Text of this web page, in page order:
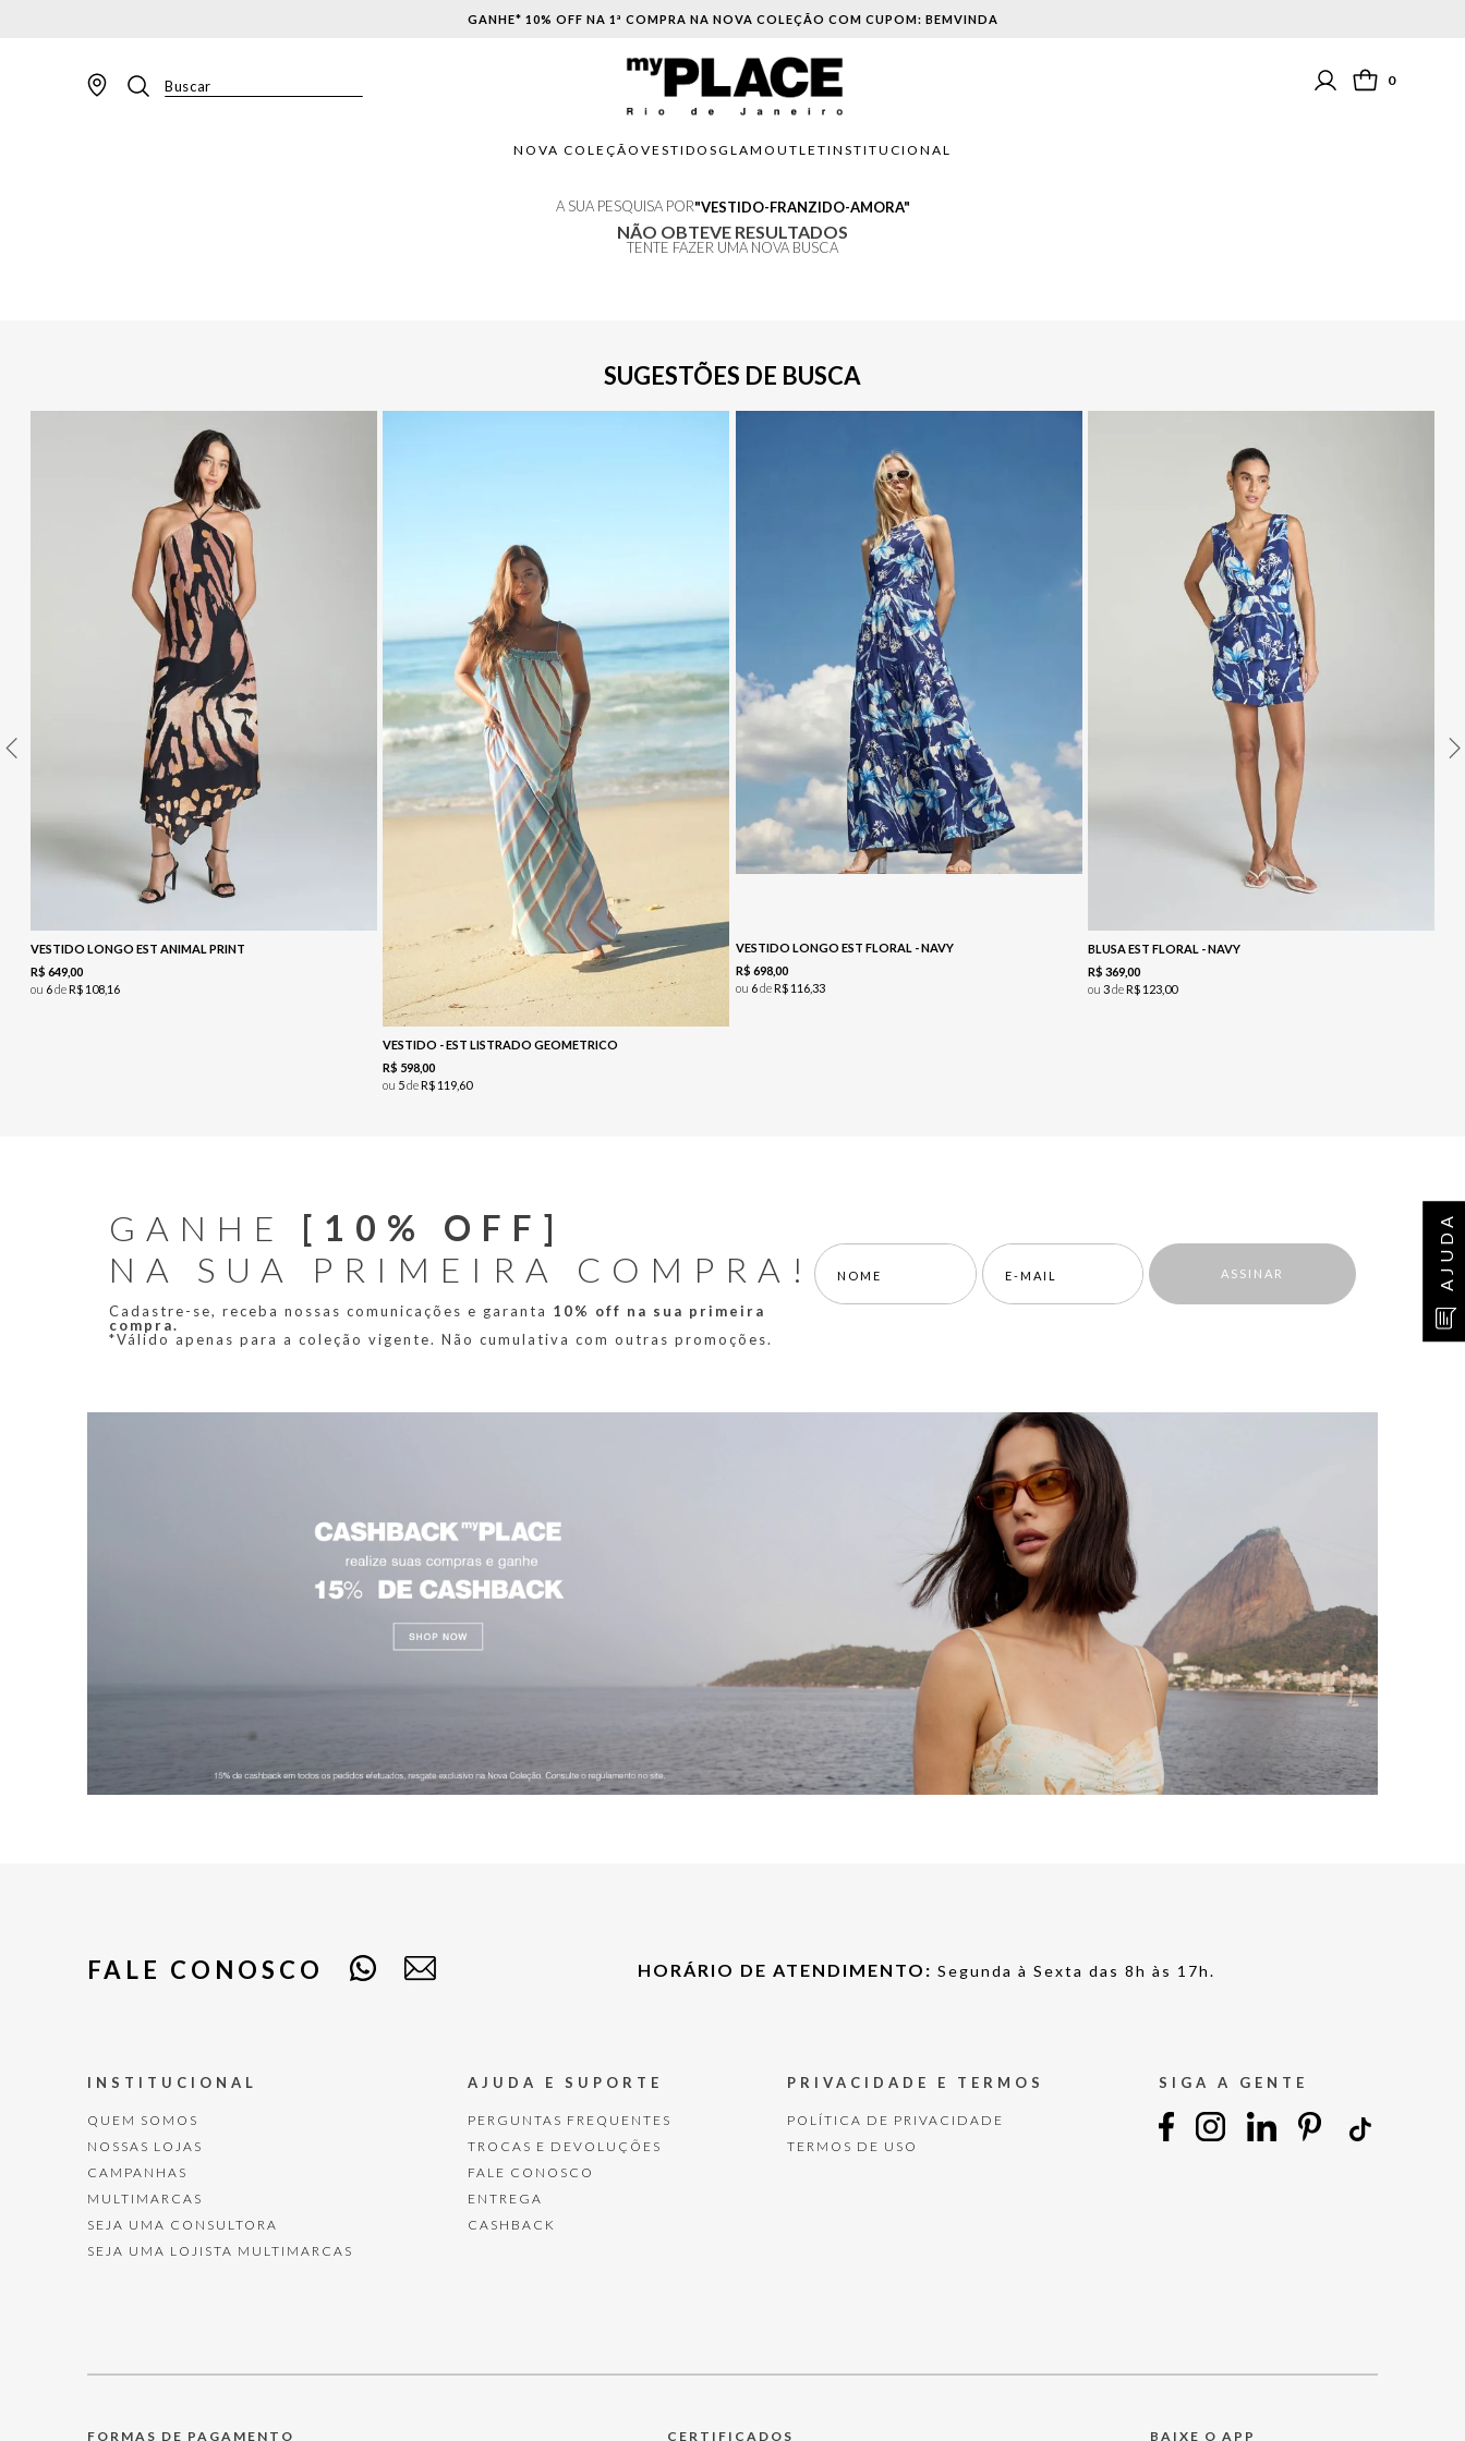
GANHE* 10% OFF NA 1ª COMPRA NA NOVA COLEÇÃO COM CUPOM: BEMVINDA
Buscar
CALÇA JEANS
COLETE
0
NOVA COLEÇÃO VESTIDOSGLAM OUTLETINSTITUCIONAL
AJUDA
A SUA PESQUISA POR VESTIDO-FRANZIDO-AMORA
NÃO OBTEVE RESULTADOS
TENTE FAZER UMA NOVA BUSCA
SUGESTÕES DE BUSCA
VESTIDO LONGO EST ANIMAL PRINT
R$ 649,00
ou 6deR$ 108, 16
VESTIDO - EST LISTRADO GEOMETRICO
R$ 598,00
ou 5deR$ 119 60
VESTIDO LONGO EST FLORAL - NAVY
R$ 698,00
ou 6deR$ 116,33
BLUSA EST FLORAL - NAVY
R$ 369,00
ou3deR$ 123 00
GANHE [10% OFF]
NA SUA PRIMEIRA COMPRA!
Cadastre-se, receba nossas comunicações e garanta 10% off na sua primeira
compra.
*Válido apenas para a coleção vigente. Não cumulativa com outras promoções.
ASSINAR
FALE CONOSCO HORÁRIO DE ATENDIMENTO: Segunda à Sexta das 8h às 17h.
INSTITUCIONAL
QUEM SOMOS
NOSSAS LOJAS
CAMPANHAS
MULTIMARCAS
SEJA UMA CONSULTORA
SEJA UMA LOJISTA MULTIMARCAS
AJUDA E SUPORTE
PERGUNTAS FREQUENTES
TROCAS E DEVOLUÇÕES
FALE CONOSCO
ENTREGA
CASHBACK
PRIVACIDADE E TERMOS
POLÍTICA DE PRIVACIDADE
TERMOS DE USO
SIGA A GENTE
FORMAS DE PAGAMENTO CERTIFICADOS BAIXE O APP